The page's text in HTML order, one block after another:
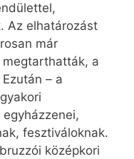
Az elhatározást
már
a
– a
fesztiváloknak.
középkori